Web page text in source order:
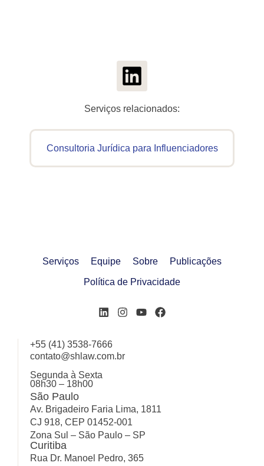
Serviços relacionados:
Consultoria Jurídica para Influenciadores
Serviços Equipe Sobre Publicações
Política de Privacidade
+55 (41) 3538-7666
contato@shlaw.com.br
Segunda à Sexta
08h30 – 18h00
São Paulo
Av. Brigadeiro Faria Lima, 1811
CJ 918, CEP 01452-001
Zona Sul – São Paulo – SP
Curitiba
Rua Dr. Manoel Pedro, 365